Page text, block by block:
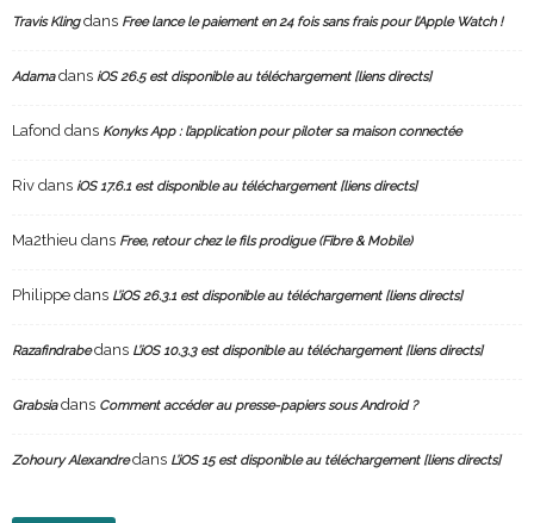
Travis Klingdans Free lance le paiement en 24 fois sans frais pour l’Apple Watch !
Adamadans iOS 26.5 est disponible au téléchargement [liens directs]
Lafond dans Konyks App : l’application pour piloter sa maison connectée
Riv dans iOS 17.6.1 est disponible au téléchargement [liens directs]
Ma2thieu dans Free, retour chez le fils prodigue (Fibre & Mobile)
Philippe dans L’iOS 26.3.1 est disponible au téléchargement [liens directs]
Razafindrabedans L’iOS 10.3.3 est disponible au téléchargement [liens directs]
Grabsiadans Comment accéder au presse-papiers sous Android ?
Zohoury Alexandredans L’iOS 15 est disponible au téléchargement [liens directs]